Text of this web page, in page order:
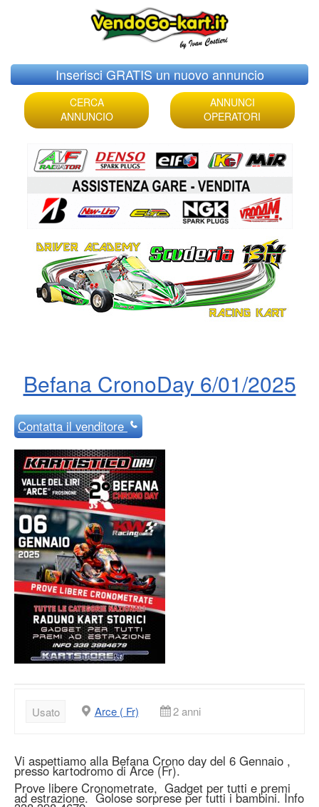
Skip
to
content
Inserisci GRATIS un nuovo annuncio
CERCA
ANNUNCIO
ANNUNCI
OPERATORI
Befana CronoDay 6/01/2025
Contattail venditore
Usato Arce ( Fr) 2 anni
Vi aspettiamo alla Befana Crono day del 6 Gennaio ,
presso kartodromo di Arce (Fr).
Prove libere Cronometrate, Gadget per tutti e premi
ad estrazione. Golose sorprese per tutti i bambini. Info